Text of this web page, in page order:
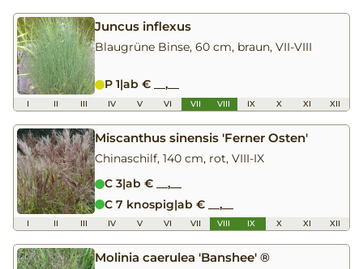
Juncus inflexus
Blaugrüne Binse, 60 cm, braun, VII-VIII
P 1|ab € __,__
I II III IV V VI VII VIII IX X XI XII
Miscanthus sinensis 'Ferner Osten'
Chinaschilf, 140 cm, rot, VIII-IX
C 3|ab € __,__
C 7 knospig|ab € __,__
I II III IV V VI VII VIII IX X XI XII
Molinia caerulea 'Banshee' ®